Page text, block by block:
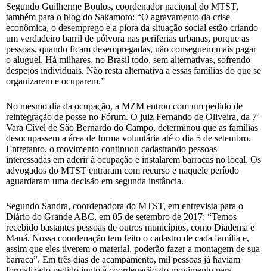
Segundo Guilherme Boulos, coordenador nacional do MTST,
também para o blog do Sakamoto: “O agravamento da crise
econômica, o desemprego e a piora da situação social estão criando
um verdadeiro barril de pólvora nas periferias urbanas, porque as
pessoas, quando ficam desempregadas, não conseguem mais pagar
o aluguel. Há milhares, no Brasil todo, sem alternativas, sofrendo
despejos individuais. Não resta alternativa a essas famílias do que se
organizarem e ocuparem.”
No mesmo dia da ocupação, a MZM entrou com um pedido de
reintegração de posse no Fórum. O juiz Fernando de Oliveira, da 7ª
Vara Cível de São Bernardo do Campo, determinou que as famílias
desocupassem a área de forma voluntária até o dia 5 de setembro.
Entretanto, o movimento continuou cadastrando pessoas
interessadas em aderir à ocupação e instalarem barracas no local. Os
advogados do MTST entraram com recurso e naquele período
aguardaram uma decisão em segunda instância.
Segundo Sandra, coordenadora do MTST, em entrevista para o
Diário do Grande ABC, em 05 de setembro de 2017: “Temos
recebido bastantes pessoas de outros municípios, como Diadema e
Mauá. Nossa coordenação tem feito o cadastro de cada família e,
assim que eles tiverem o material, poderão fazer a montagem de sua
barraca”. Em três dias de acampamento, mil pessoas já haviam